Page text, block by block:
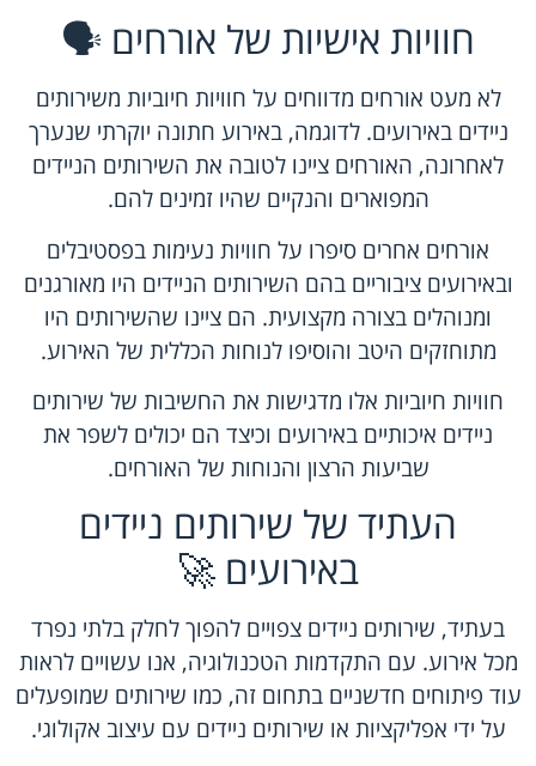
חוויות אישיות של אורחים 🗣️
לא מעט אורחים מדווחים על חוויות חיוביות משירותים
ניידים באירועים. לדוגמה, באירוע חתונה יוקרתי שנערך
לאחרונה, האורחים ציינו לטובה את השירותים הניידים
המפוארים והנקיים שהיו זמינים להם.
אורחים אחרים סיפרו על חוויות נעימות בפסטיבלים
ובאירועים ציבוריים בהם השירותים הניידים היו מאורגנים
ומנוהלים בצורה מקצועית. הם ציינו שהשירותים היו
מתוחזקים היטב והוסיפו לנוחות הכללית של האירוע.
חוויות חיוביות אלו מדגישות את החשיבות של שירותים
ניידים איכותיים באירועים וכיצד הם יכולים לשפר את
שביעות הרצון והנוחות של האורחים.
העתיד של שירותים ניידים
באירועים 🚀
בעתיד, שירותים ניידים צפויים להפוך לחלק בלתי נפרד
מכל אירוע. עם התקדמות הטכנולוגיה, אנו עשויים לראות
עוד פיתוחים חדשניים בתחום זה, כמו שירותים שמופעלים
על ידי אפליקציות או שירותים ניידים עם עיצוב אקולוגי.